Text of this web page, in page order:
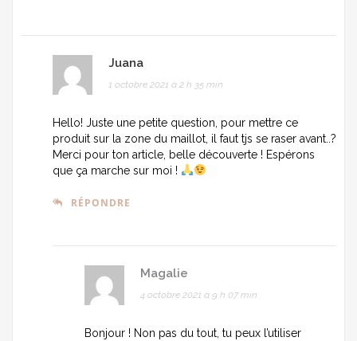
Juana
1 octobre 2021 à 2 h 35 min
Hello! Juste une petite question, pour mettre ce
produit sur la zone du maillot, il faut tjs se raser avant..?
Merci pour ton article, belle découverte ! Espérons
que ça marche sur moi !
RÉPONDRE
Magalie
4 octobre 2021 à 9 h 07 min
Bonjour ! Non pas du tout, tu peux l’utiliser